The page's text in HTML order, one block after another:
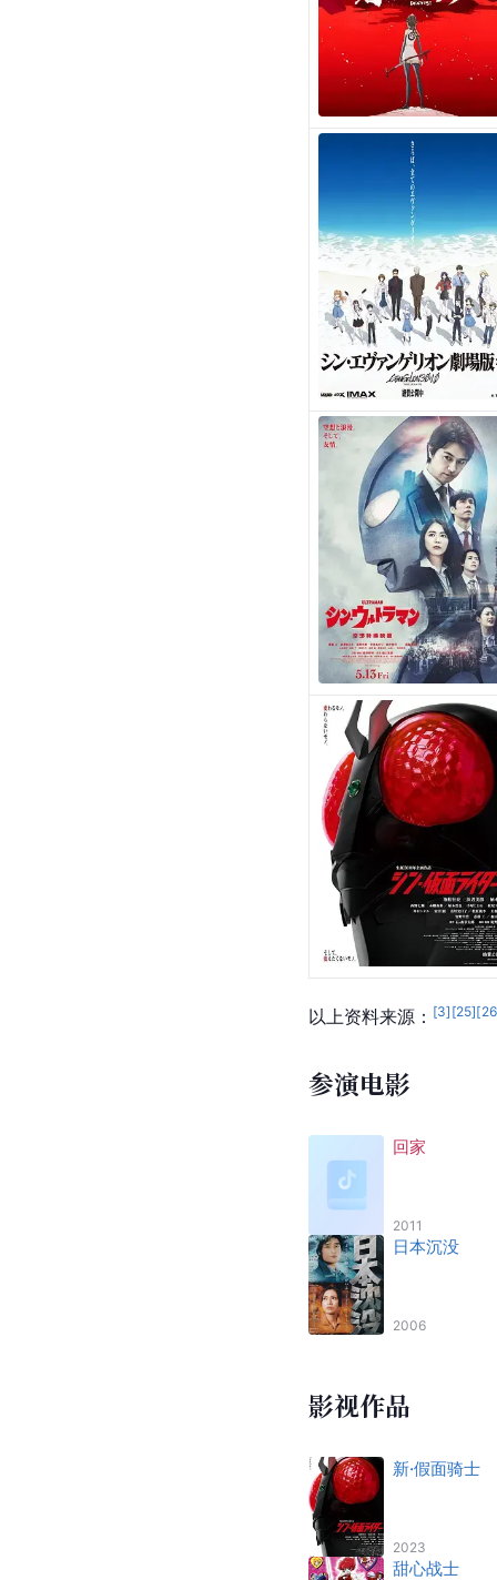
以上资料来源： [3] [25][26
参演电影
回家
2011
日本沉没
2006
影视作品
新·假面骑士
2023
甜心战士